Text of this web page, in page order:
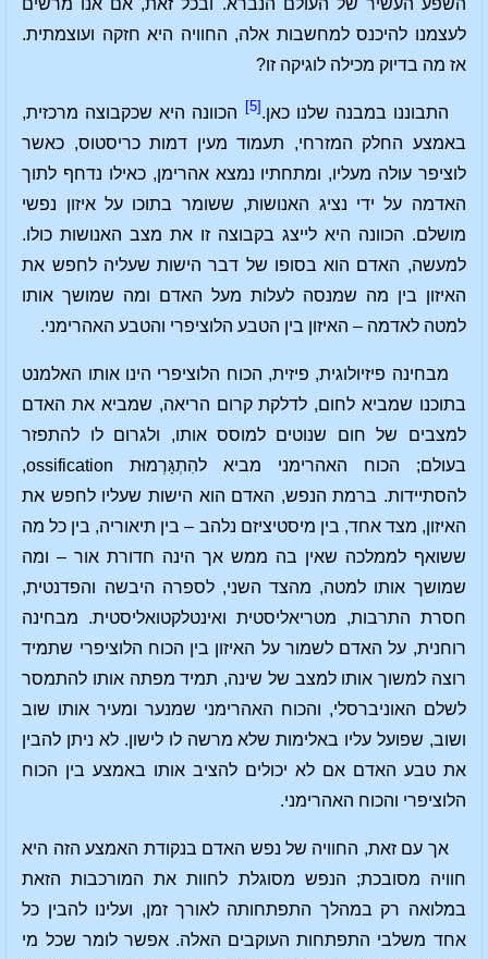
לעצמנו להיכנס למחשבות אלה, החוויה היא חזקה ועוצמתית.
אז מה בדיוק מכילה לוגיקה זו?
התבוננו במבנה שלנו כאן. [5]
הכוונה היא שכקבוצה מרכזית,
באמצע החלק המזרחי, תעמוד מעין דמות כריסטוס, כאשר
לוציפר עולה מעליו, ומתחתיו נמצא אהרימן, כאילו נדחף לתוך
האדמה על ידי נציג האנושות, ששומר בתוכו על איזון נפשי
מושלם. הכוונה היא לייצג בקבוצה זו את מצב האנושות כולו.
למעשה, האדם הוא בסופו של דבר הישות שעליה לחפש את
האיזון בין מה שמנסה לעלות מעל האדם ומה שמושך אותו
למטה לאדמה – האיזון בין הטבע הלוציפרי והטבע האהרימני.
מבחינה פיזיולוגית, פיזית, הכוח הלוציפרי הינו אותו האלמנט
בתוכנו שמביא לחום, לדלקת קרום הריאה, שמביא את האדם
למצבים של חום שנוטים למוסס אותו, ולגרום לו להתפזר
בעולם; הכוח האהרימני מביא להִתְגָּרְמוּת ossification,
להסתיידות. ברמת הנפש, האדם הוא הישות שעליו לחפש את
האיזון, מצד אחד, בין מיסטיציזם נלהב – בין תיאוריה, בין כל מה
ששואף לממלכה שאין בה ממש אך הינה חדורת אור – ומה
שמושך אותו למטה, מהצד השני, לספרה היבשה והפדנטית,
חסרת התרבות, מטריאליסטית ואינטלקטואליסטית. מבחינה
רוחנית, על האדם לשמור על האיזון בין הכוח הלוציפרי שתמיד
רוצה למשוך אותו למצב של שינה, תמיד מפתה אותו להתמסר
לשלם האוניברסלי, והכוח האהרימני שמנער ומעיר אותו שוב
ושוב, שפועל עליו באלימות שלא מרשה לו לישון. לא ניתן להבין
את טבע האדם אם לא יכולים להציב אותו באמצע בין הכוח
הלוציפרי והכוח האהרימני.
אך עם זאת, החוויה של נפש האדם בנקודת האמצע הזה היא
חוויה מסובכת; הנפש מסוגלת לחוות את המורכבות הזאת
במלואה רק במהלך התפתחותה לאורך זמן, ועלינו להבין כל
אחד משלבי התפתחות העוקבים האלה. אפשר לומר שכל מי